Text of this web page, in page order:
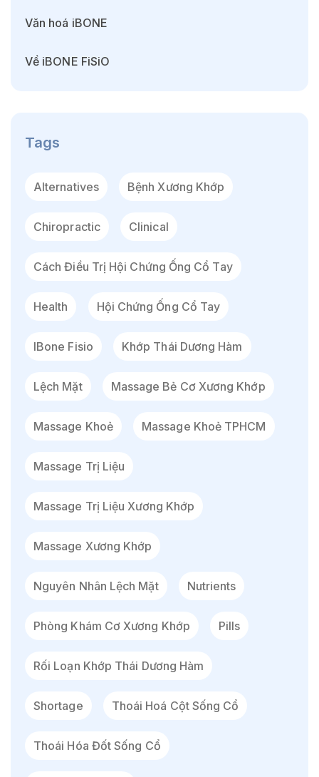
Văn hoá iBONE
Về iBONE FiSiO
Tags
Alternatives Bệnh Xương Khớp
Chiropractic Clinical
Cách Điều Trị Hội Chứng Ống Cổ Tay
Health Hội Chứng Ống Cổ Tay
IBone Fisio Khớp Thái Dương Hàm
Lệch Mặt Massage Bẻ Cơ Xương Khớp
Massage Khoẻ Massage Khoẻ TPHCM
Massage Trị Liệu
Massage Trị Liệu Xương Khớp
Massage Xương Khớp
Nguyên Nhân Lệch Mặt Nutrients
Phòng Khám Cơ Xương Khớp Pills
Rối Loạn Khớp Thái Dương Hàm
Shortage Thoái Hoá Cột Sống Cổ
Thoái Hóa Đốt Sống Cổ